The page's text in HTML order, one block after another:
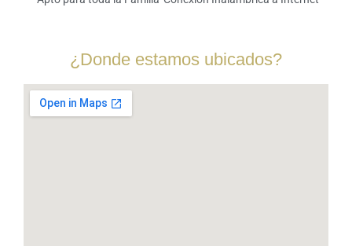
¿Donde estamos ubicados?